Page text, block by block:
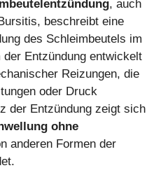
, auch
beschreibt eine
des Schleimbeutels im
der Entzündung entwickelt
Reizungen, die
oder Druck
der Entzündung zeigt sich
ohne
anderen Formen der